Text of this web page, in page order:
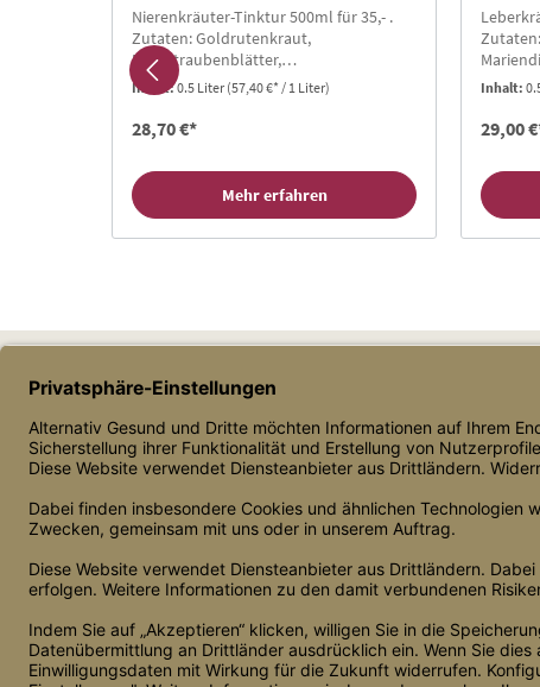
Nierenkräuter-Tinktur 500ml für 35,- .
Zutaten: Goldrutenkraut,
Bärentraubenblätter,
Orthosiphonblätter, Zinnkraut.
Inhalt:0.5 Liter (57,40 €* / 1 Liter)
28,70 €*
Mehr erfahren
Inhalt:
29,00
Bahnhofstr. 17, 86919 Utting
shop@alternativgesund.de